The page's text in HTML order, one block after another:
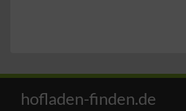
hofladen-finden.de